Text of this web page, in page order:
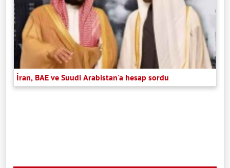
İran, BAE ve Suudi Arabistan'a hesap sordu